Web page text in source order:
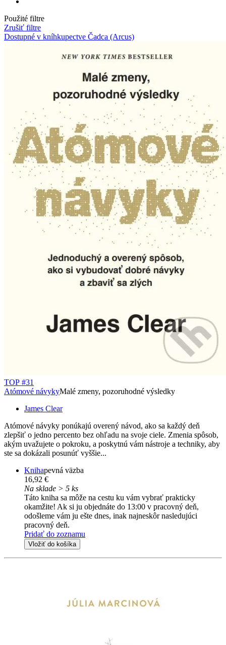
Použité filtre
Zrušiť filtre
Dostupné v kníhkupectve Čadca (Arcus)
TOP #31
Atómové návykyMalé zmeny, pozoruhodné výsledky
James Clear
Atómové návyky ponúkajú overený návod, ako sa každý deň
zlepšiť o jedno percento bez ohľadu na svoje ciele. Zmenia spôsob,
akým uvažujete o pokroku, a poskytnú vám nástroje a techniky, aby
ste sa dokázali posunúť vyššie...
Knihapevná väzba
16,92 €
Na sklade > 5 ks
Táto kniha sa môže na cestu ku vám vybrať prakticky
okamžite! Ak si ju objednáte do 13:00 v pracovný deň,
odošleme vám ju ešte dnes, inak najneskôr nasledujúci
pracovný deň.
Pridať do zoznamu
Vložiť do košíka